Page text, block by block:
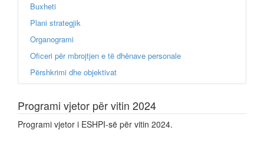
Buxheti
Plani strategjik
Organogrami
Oficeri për mbrojtjen e të dhënave personale
Përshkrimi dhe objektivat
Programi vjetor për vitin 2024
Programi vjetor i ESHPI-së për vitin 2024.